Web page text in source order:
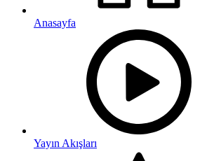
Anasayfa
Yayın Akışları